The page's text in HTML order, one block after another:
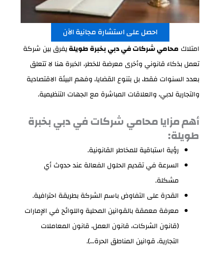
احصل على استشارة مجانية الآن
امتلاك محامي شركات في دبي بخبرة طويلةيفرق بين شركة
تعمل بذكاء قانوني وأخرى معرضة للخطر، الخبرة هنا لا تتعلق
بعدد السنوات فقط، بل بتنوع القضايا، وفهم البيئة الاقتصادية
والتجارية لدبي، والعلاقات المباشرة مع الجهات التنظيمية.
أهم مزايامحامي شركات في دبي بخبرة
طويلة:
رؤية استباقية للمخاطر القانونية.
السرعة في تقديم الحلول الفعالة عند حدوث أي
مشكلة.
القدرة على التفاوض باسم الشركة بطريقة احترافية.
معرفة معمقة بالقوانين المحلية واللوائح في الإمارات
(قانون الشركات، قانون العمل، قانون المعاملات
التجارية، قوانين المناطق الحرة…).